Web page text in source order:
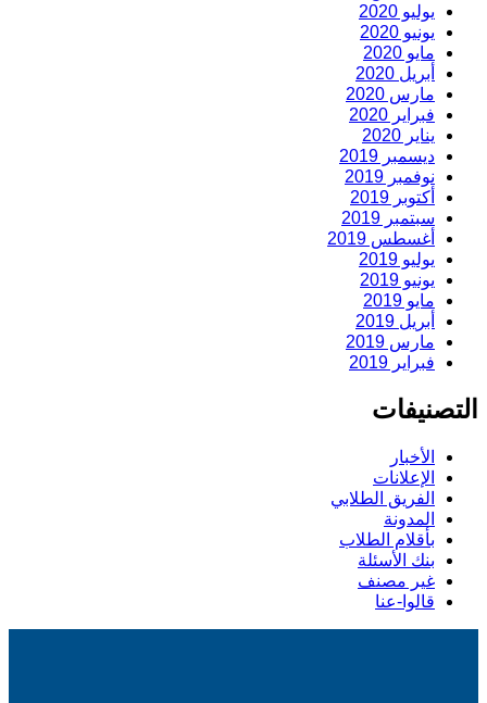
يوليو 2020
يونيو 2020
مايو 2020
أبريل 2020
مارس 2020
فبراير 2020
يناير 2020
ديسمبر 2019
نوفمبر 2019
أكتوبر 2019
سبتمبر 2019
أغسطس 2019
يوليو 2019
يونيو 2019
مايو 2019
أبريل 2019
مارس 2019
فبراير 2019
التصنيفات
الأخبار
الإعلانات
الفريق الطلابي
المدونة
بأقلام الطلاب
بنك الأسئلة
غير مصنف
قالوا-عنا